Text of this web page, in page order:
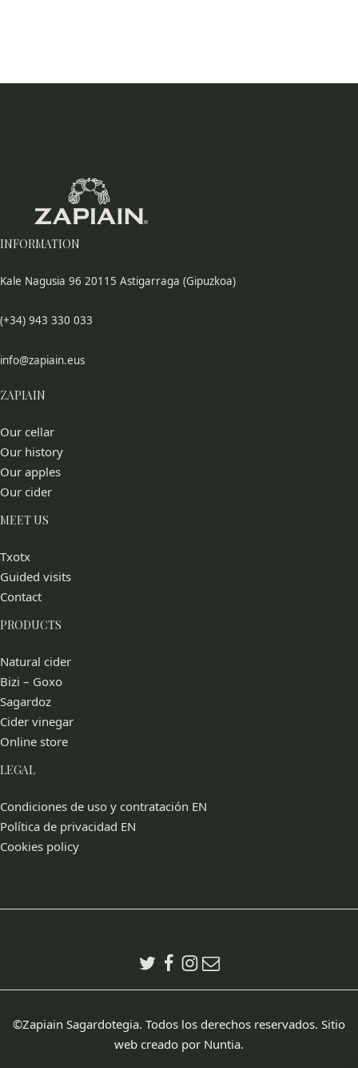
INFORMATION
Kale Nagusia 96 20115 Astigarraga (Gipuzkoa)
(+34) 943 330 033
info@zapiain.eus
ZAPIAIN
Our cellar
Our history
Our apples
Our cider
MEET US
Txotx
Guided visits
Contact
PRODUCTS
Natural cider
Bizi – Goxo
Sagardoz
Cider vinegar
Online store
LEGAL
Condiciones de uso y contratación EN
Política de privacidad EN
Cookies policy
©Zapiain Sagardotegia. Todos los derechos reservados. Sitio
web creado por Nuntia.